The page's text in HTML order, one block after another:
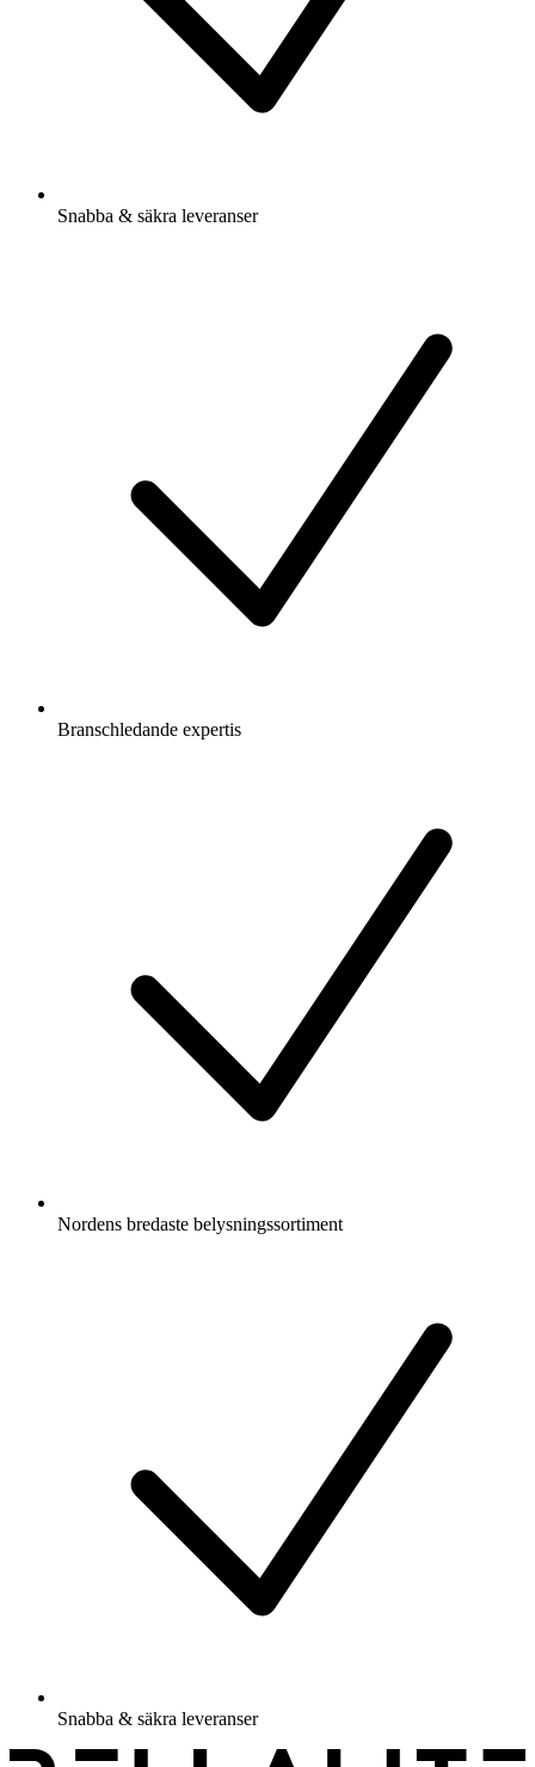
Snabba & säkra leveranser
Branschledande expertis
Nordens bredaste belysningssortiment
Snabba & säkra leveranser